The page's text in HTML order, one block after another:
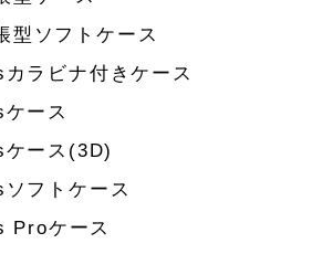
型ソフトケース
ラビナ付きケース
ース
ース(3D)
フトケース
Proケース